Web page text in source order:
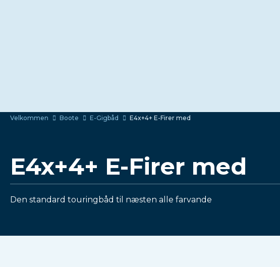
Velkommen Boote E-Gigbåd E4x+4+ E-Firer med
E4x+4+ E-Firer med
Den standard touringbåd til næsten alle farvande